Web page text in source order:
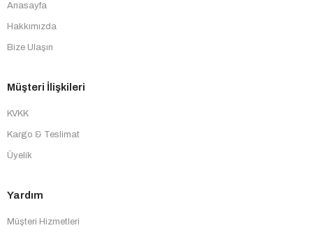
Anasayfa
Hakkımızda
Bize Ulaşın
Müşteri İlişkileri
KVKK
Kargo & Teslimat
Üyelik
Yardım
Müşteri Hizmetleri